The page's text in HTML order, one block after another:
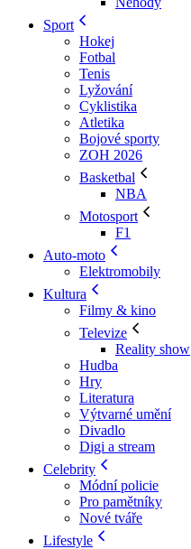
Sport
Hokej
Fotbal
Tenis
Lyžování
Cyklistika
Atletika
Bojové sporty
ZOH 2026
Basketbal
NBA
Motosport
F1
Auto-moto
Elektromobily
Kultura
Filmy & kino
Televize
Reality show
Hudba
Hry
Literatura
Výtvarné umění
Divadlo
Digi a stream
Celebrity
Módní policie
Pro pamětníky
Nové tváře
Lifestyle